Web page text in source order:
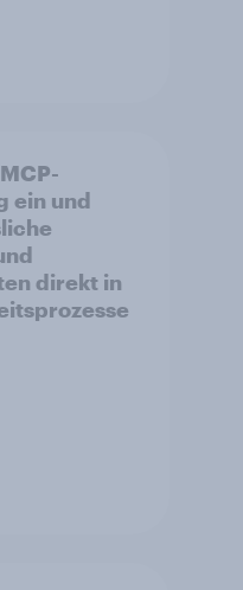
ein und
direkt in